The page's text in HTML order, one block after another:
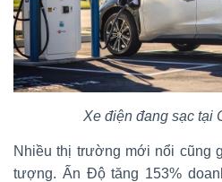
Xe điện đang sạc tại
Nhiều thị trường mới nổi cũng
tượng. Ấn Độ tăng 153%